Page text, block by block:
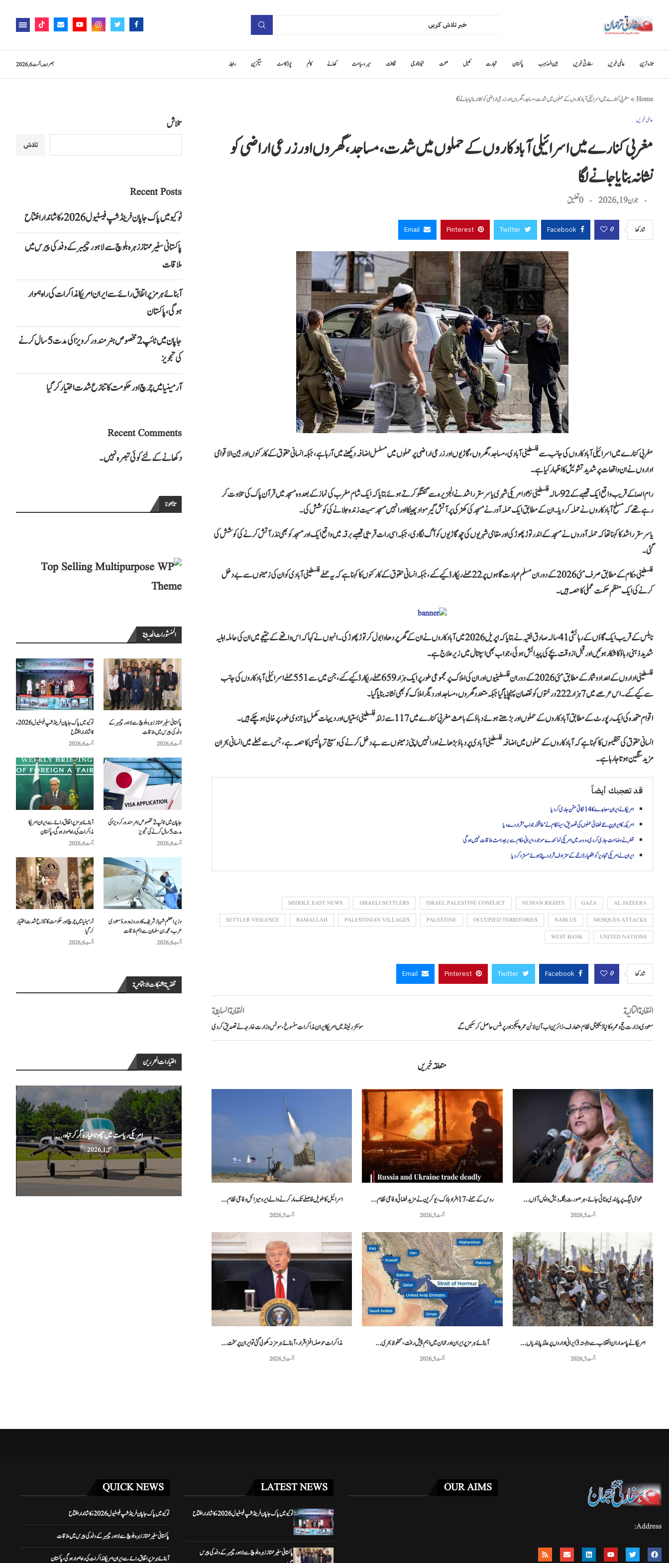
تازہ ترین عالمی خبریں سفارتی خبریں بین المذاہب پاکستان تجارت کھیل صحت ٹیکنالوجی ثقافت سیر و سیاحت کھانے کالم پوڈ کاسٹ میگزین رابطہ جمعرات, اگست 6, 2026
Home
» مغربی کنارے میں اسرائیلی آبادکاروں کے حملوں میں شدت، مساجد، گھروں اور زرعی اراضی کو نشانہ بنایا جانے لگا
عالمی خبریں
مغربی کنارے میں اسرائیلی آبادکاروں کے حملوں میں شدت، مساجد، گھروں اور زرعی اراضی کو
نشانہ بنایا جانے لگا
جون 19, 2026 0 تعليق
شاركها 0
Facebook
Twitter
Pinterest
Email
مغربی کنارے میں اسرائیلی آبادکاروں کی جانب سے فلسطینی آبادی، مساجد، گھروں، گاڑیوں اور زرعی اراضی پر حملوں میں مسلسل اضافہ دیکھنے میں آ رہا ہے، جبکہ انسانی حقوق کے کارکنوں اور بین الاقوامی
اداروں نے ان واقعات پر شدید تشویش کا اظہار کیا ہے۔
رام اللّٰہ کے قریب واقع ایک قصبے کے 92 سالہ فلسطینی نژاد امریکی شہری یاسر سقر راشد نے الجزیرہ سے گفتگو کرتے ہوئے بتایا کہ ایک شام مغرب کی نماز کے بعد وہ مسجد میں قرآن پاک کی تلاوت کر
رہے تھے کہ مسلح آبادکاروں نے حملہ کر دیا۔ ان کے مطابق ایک حملہ آور نے مسجد کی کھڑکی پر آتش گیر مواد پھینکا اور انہیں مسجد سمیت زندہ جلانے کی کوشش کی۔
یاسر سقر راشد کا کہنا تھا کہ حملہ آوروں نے مسجد کے اندر توڑ پھوڑ کی اور مقامی شہریوں کی چھ گاڑیوں کو آگ لگا دی، جبکہ اسی رات قریبی قصبے برقہ میں واقع ایک اور مسجد کو بھی نذر آتش کرنے کی کوشش کی
گئی۔
فلسطینی حکام کے مطابق صرف مئی 2026 کے دوران مسلم عبادت گاہوں پر 22 حملے ریکارڈ کیے گئے، جبکہ انسانی حقوق کے کارکنوں کا کہنا ہے کہ یہ حملے فلسطینی آبادی کو ان کی زمینوں سے بے دخل
کرنے کی ایک منظم حکمت عملی کا حصہ ہیں۔
نابلس کے قریب ایک گاؤں کے رہائشی 41 سالہ صادق فقیہ نے بتایا کہ اپریل 2026 میں آبادکاروں نے ان کے گھر پر دھاوا بول کر توڑ پھوڑ کی۔ انہوں نے کہا کہ اس واقعے کے نتیجے میں ان کی حاملہ اہلیہ
شدید ذہنی دباؤ کا شکار ہوئیں اور قبل از وقت بچے کی پیدائش ہوئی، جو اب بھی اسپتال میں زیر علاج ہے۔
فلسطینی اداروں کے اعداد و شمار کے مطابق مئی 2026 کے دوران فلسطینیوں اور ان کی املاک پر مجموعی طور پر ایک ہزار 659 حملے ریکارڈ کیے گئے، جن میں سے 551 حملے اسرائیلی آبادکاروں کی جانب
سے کیے گئے۔ اس عرصے میں 7 ہزار 222 درختوں کو نقصان پہنچایا گیا جبکہ متعدد گھروں، مساجد اور دیگر املاک کو بھی نشانہ بنایا گیا۔
اقوام متحدہ کی ایک رپورٹ کے مطابق آبادکاروں کے حملوں اور بڑھتے ہوئے دباؤ کے باعث مغربی کنارے میں 117 سے زائد فلسطینی بستیاں اور دیہات مکمل یا جزوی طور پر خالی ہو چکے ہیں۔
انسانی حقوق کی تنظیموں کا کہنا ہے کہ آبادکاروں کے حملوں میں اضافہ فلسطینی آبادی پر دباؤ بڑھانے اور انہیں اپنی زمینوں سے بے دخل کرنے کی وسیع تر پالیسی کا حصہ ہے، جس سے خطے میں انسانی بحران
مزید سنگین ہوتا جا رہا ہے۔
قد تعجبك أيضاً
امریکا نے ایران معاہدے کا 14 نکاتی متن جاری کر دیا
امریکہ کا ایران پر نئے فضائی حملوں کی تصدیق، سینٹکام نے ‘طاقتور جواب’ قرار دے دیا
قطر نے وضاحت جاری کر دی، دوحہ میں امریکی نمائندے موجود، ایرانی حکام سے براہِ راست ملاقات نہیں ہوگی
ایران نے امریکی تجاویز کو ہتھیار ڈالنے کے مترادف قرار دیتے ہوئے مسترد کر دیا
AL JAZEERA
GAZA
HUMAN RIGHTS
ISRAEL PALESTINE CONFLICT
ISRAELI SETTLERS
MIDDLE EAST NEWS
MOSQUES ATTACKS
NABLUS
OCCUPIED TERRITORIES
PALESTINE
PALESTINIAN VILLAGES
RAMALLAH
SETTLER VIOLENCE
UNITED NATIONS
WEST BANK
شاركها 0
Facebook
Twitter
Pinterest
Email
المقالة السابقة
سوئٹزرلینڈ میں امریکا ایران مذاکرات منسوخ، سوئس وزارت خارجہ نے تصدیق کر دی
المقالة التالية
سعودی وزارت حج و عمرہ کا نیا ڈیجیٹل نظام متعارف، زائرین اب آن لائن عمرہ پیکجز اور پرمٹس حاصل کر سکیں گے
متعلقہ خبریں
اسرائیل کا طویل فاصلے تک مار کرنے والے ایرو میزائل دفاعی نظام...
اگست 5, 2026
روس کے حملے، 17 افراد ہلاک، یوکرین نے مزید فضائی دفاعی نظام...
اگست 5, 2026
عوامی لیگ پر پابندی ہٹائی جائے، ہر صورت بنگلہ دیش واپس آؤں...
اگست 5, 2026
مذاکرات حوصلہ افزا قرار،آبنائے ہرمز نہ کھولی گئی تو ایران پر سخت...
اگست 5, 2026
آبنائے ہرمز پر ایران اور عمان میں اہم پیش رفت، محفوظ بحری...
اگست 5, 2026
امریکا نے پاسداران انقلاب سے وابستہ 3 ایرانی اداروں پر عائد پابندیاں...
اگست 5, 2026
تلاش
تلاش
Recent Posts
ٹوکیو میں پاک جاپان فرینڈشپ فیسٹیول 2026ء کا شاندار افتتاح
پاکستانی سفیر ممتاز زہرہ بلوچ سے لاہور چیمبر کے وفد کی پیرس میں
ملاقات
آبنائے ہرمز پر اتفاق رائے سے ایران امریکا مذاکرات کی راہ ہموار
ہوگی، پاکستان
جاپان میں ٹائپ 2 مخصوص ہنر مند ورکر ویزا کی مدت 5 سال کرنے
کی تجویز
آرمینیا میں چرچ اور حکومت کا تنازع شدت اختیار کر گیا
Recent Comments
دکھانے کے لئے کوئی تبصرہ نہیں۔
تابعونا
المنشورات الحديثة
ٹوکیو میں پاک جاپان فرینڈشپ فیسٹیول 2026ء
کا شاندار افتتاح
اگست 6, 2026
پاکستانی سفیر ممتاز زہرہ بلوچ سے لاہور چیمبر کے
وفد کی پیرس میں ملاقات
اگست 6, 2026
آبنائے ہرمز پر اتفاق رائے سے ایران امریکا
مذاکرات کی راہ ہموار ہوگی، پاکستان
اگست 6, 2026
جاپان میں ٹائپ 2 مخصوص ہنر مند ورکر ویزا کی
مدت 5 سال کرنے کی تجویز
اگست 6, 2026
آرمینیا میں چرچ اور حکومت کا تنازع شدت اختیار
کر گیا
اگست 6, 2026
وزیراعظم شہباز شریف کا دو روزہ دورۂ سعودی
عرب، محمد بن سلمان سے اہم ملاقات
اگست 6, 2026
تغذية الشبكات الاجتماعية
اختيارات المحررين
غزہ فلوٹیلا کیس: اسرائیلی عدالت نے دو کارکنوں...
مئی 3, 2026
مراکش میں فوجی مشق کے دوران دو امریکی...
مئی 3, 2026
پاکستانی ٹینس کھلاڑی محمد شعیب خان نے 20...
مئی 3, 2026
امریکی ریاست میں چھوٹا طیارہ گر کر تباہ،...
مئی 1, 2026
Address:
OUR AIMS
LATEST NEWS
ٹوکیو میں پاک جاپان فرینڈشپ فیسٹیول 2026ء کا شاندار افتتاح
پاکستانی سفیر ممتاز زہرہ بلوچ سے لاہور چیمبر کے وفد کی پیرس
QUICK NEWS
ٹوکیو میں پاک جاپان فرینڈشپ فیسٹیول 2026ء کا شاندار افتتاح
پاکستانی سفیر ممتاز زہرہ بلوچ سے لاہور چیمبر کے وفد کی پیرس میں ملاقات
آبنائے ہرمز پر اتفاق رائے سے ایران امریکا مذاکرات کی راہ ہموار ہوگی، پاکستان